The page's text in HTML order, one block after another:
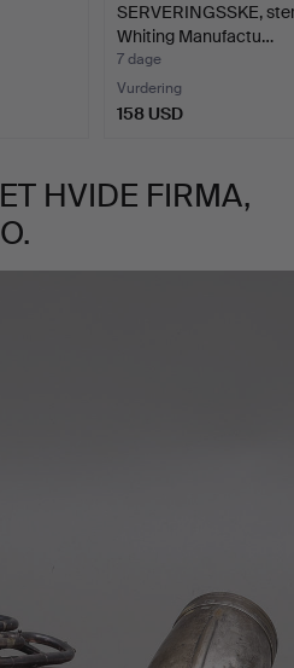
SERVERINGSSKE,
Whiting Manufactu…
7 dage
Vurdering
158 USD
HVIDE FIRMA,